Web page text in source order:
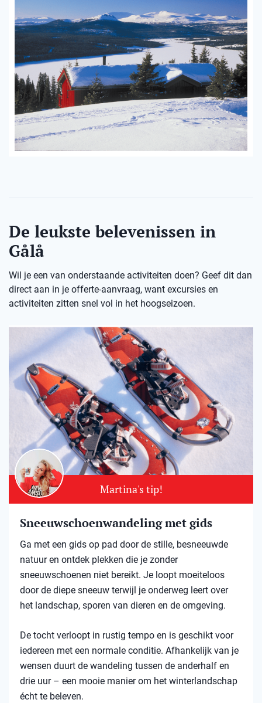
De leukste belevenissen in
Gålå
Wil je een van onderstaande activiteiten doen? Geef dit dan
direct aan in je offerte-aanvraag, want excursies en
activiteiten zitten snel vol in het hoogseizoen.
Martina's tip!
Sneeuwschoenwandeling met gids
Ga met een gids op pad door de stille, besneeuwde
natuur en ontdek plekken die je zonder
sneeuwschoenen niet bereikt. Je loopt moeiteloos
door de diepe sneeuw terwijl je onderweg leert over
het landschap, sporen van dieren en de omgeving.
De tocht verloopt in rustig tempo en is geschikt voor
iedereen met een normale conditie. Afhankelijk van je
wensen duurt de wandeling tussen de anderhalf en
drie uur – een mooie manier om het winterlandschap
écht te beleven.